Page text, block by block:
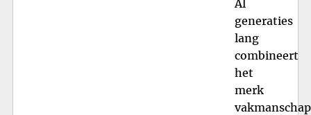
Al
generaties
lang
combineert
het
merk
vakmanschap